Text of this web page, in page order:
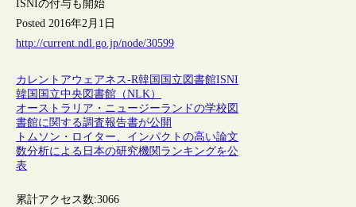
ISNIの付与も開始
Posted 2016年2月1日
http://current.ndl.go.jp/node/30599
カレントアウェアネス-R韓国 国立図書館ISNI
韓国国立中央図書館（NLK）
オーストラリア・ニュージーランドの学校図
書館に関する調査報告書が公開
トムソン・ロイター、インパクトの高い論文
数分析による日本の研究機関ランキングを公
表
累計アクセス数:3066